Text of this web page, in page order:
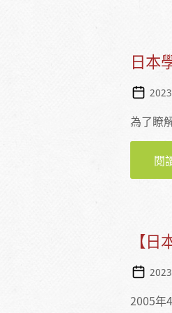
日本
為了瞭
閱
【
2005年